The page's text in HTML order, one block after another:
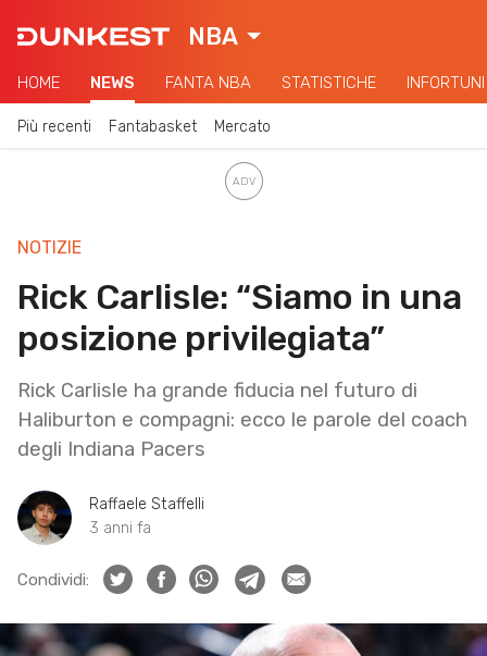
NBA
HOME NEWS FANTA NBA STATISTICHE INFORTUNI
Più recenti Fantabasket Mercato
NOTIZIE
Rick Carlisle: “Siamo in una
posizione privilegiata”
Rick Carlisle ha grande fiducia nel futuro di
Haliburton e compagni: ecco le parole del coach
degli Indiana Pacers
Raffaele Staffelli
3 anni fa
Condividi: